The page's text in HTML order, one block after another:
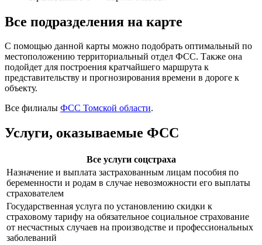
Все подразделения на карте
С помощью данной карты можно подобрать оптимальный по
местоположению территориальный отдел ФСС. Также она
подойдет для построения кратчайшего маршрута к
представительству и прогнозирования времени в дороге к
объекту.
Все филиалы ФСС Томской области.
Услуги, оказываемые ФСС
Все услуги соцстраха
Назначение и выплата застрахованным лицам пособия по
беременности и родам в случае невозможности его выплаты
страхователем
Государственная услуга по установлению скидки к
страховому тарифу на обязательное социальное страхование
от несчастных случаев на производстве и профессиональных
заболеваний